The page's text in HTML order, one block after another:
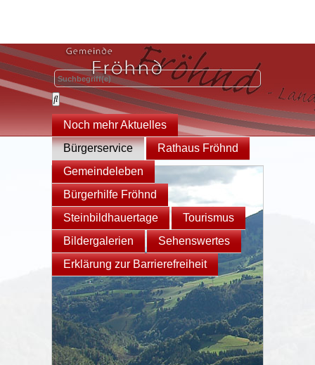
Noch mehr Aktuelles
Bürgerservice
Rathaus Fröhnd
Gemeindeleben
Bürgerhilfe Fröhnd
Steinbildhauertage
Tourismus
Bildergalerien
Sehenswertes
Erklärung zur Barrierefreiheit